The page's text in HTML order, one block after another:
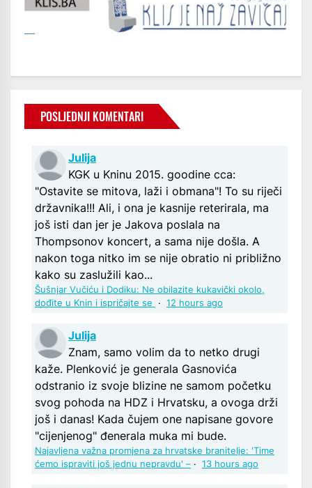
POSLJEDNJI KOMENTARI
Julija
KGK u Kninu 2015. goodine cca:
"Ostavite se mitova, laži i obmana"! To su riječi
državnika!!! Ali, i ona je kasnije reterirala, ma
još isti dan jer je Jakova poslala na
Thompsonov koncert, a sama nije došla. A
nakon toga nitko im se nije obratio ni približno
kako su zaslužili kao...
Šušnjar Vučiću i Dodiku: Ne obilazite kukavički okolo,
dođite u Knin i ispričajte se
· 12 hours ago
Julija
Znam, samo volim da to netko drugi
kaže. Plenković je generala Gasnovića
odstranio iz svoje blizine ne samom početku
svog pohoda na HDZ i Hrvatsku, a ovoga drži
još i danas! Kada čujem one napisane govore
"cijenjenog" đenerala muka mi bude.
Najavljena važna promjena za hrvatske branitelje: 'Time
ćemo ispraviti još jednu nepravdu' – · 13 hours ago